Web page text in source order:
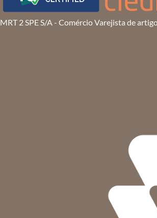
MRT 2 SPE S/A - Comércio Varejista de